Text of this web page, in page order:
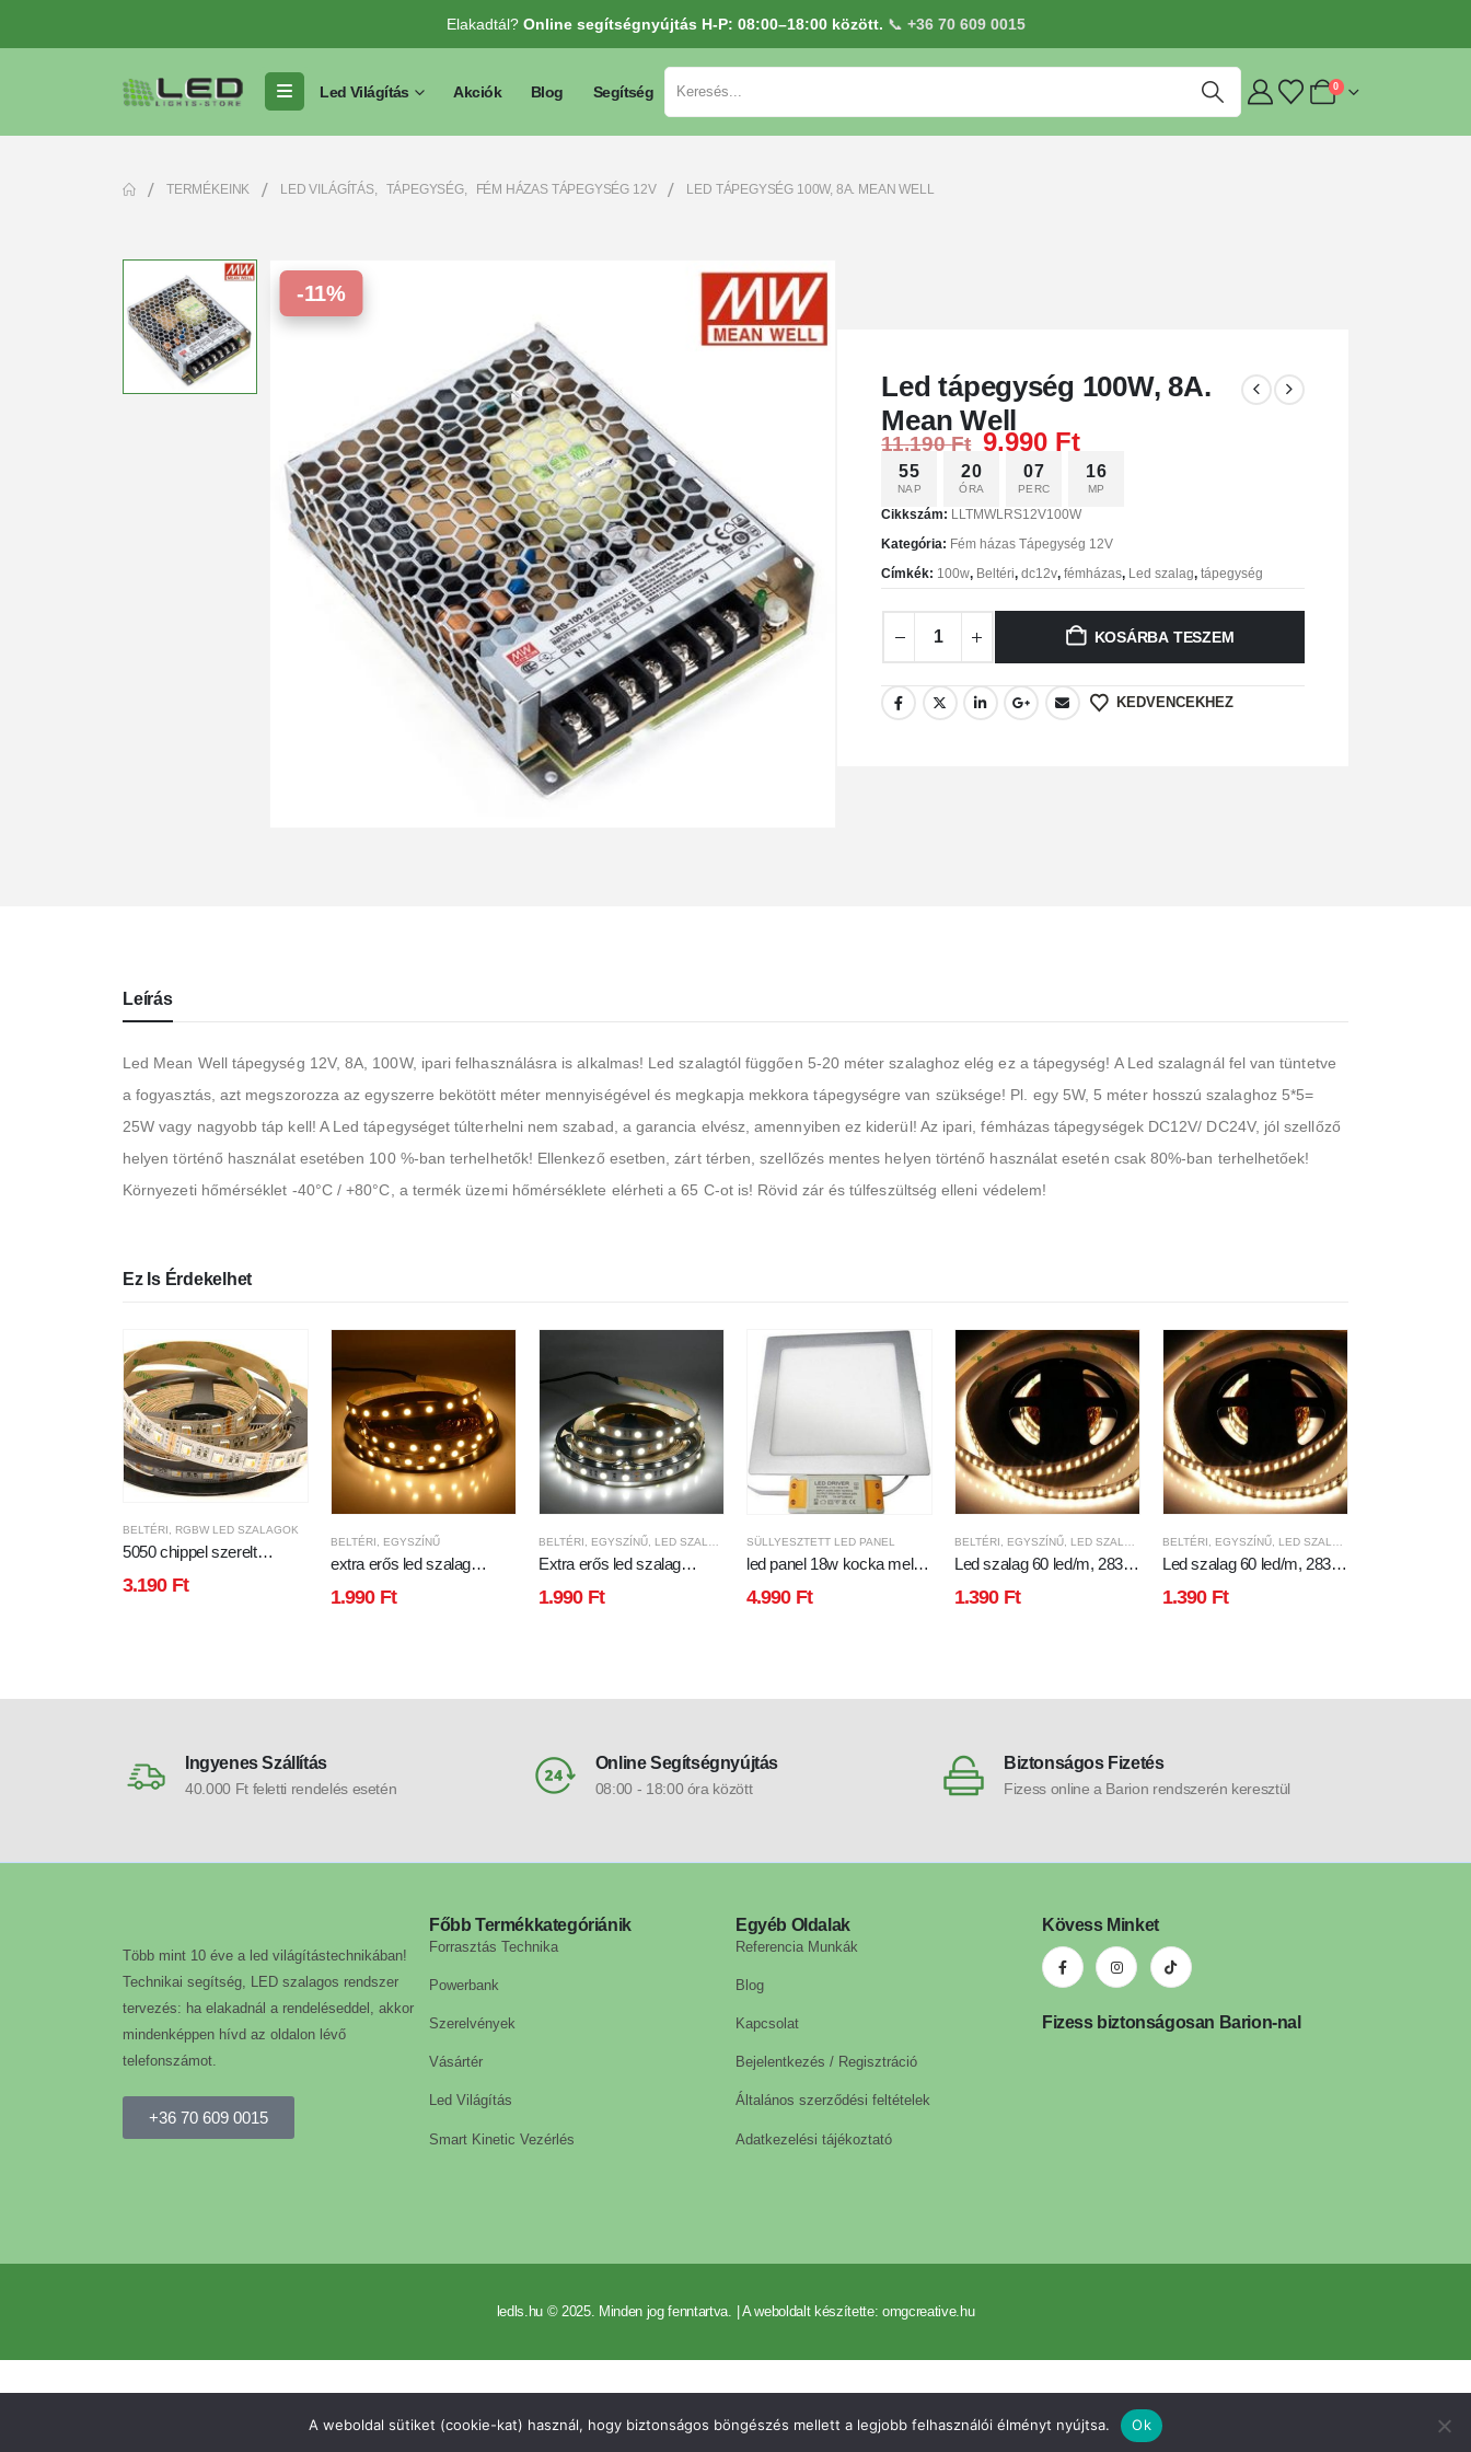
Elakadtál? Online segítségnyújtás H-P: 08:00–18:00 között. 📞 +36 70 609 0015
Led Világítás Akciók Blog Segítség 0
TERMÉKEINK LED VILÁGÍTÁS, TÁPEGYSÉG, FÉM HÁZAS TÁPEGYSÉG 12V LED TÁPEGYSÉG 100W, 8A. MEAN WELL
-11%
Led tápegység 100W, 8A.
Mean Well
11.190Ft 9.990 Ft
55
NAP
20
ÓRA
07
PERC
15
MP
Cikkszám: LLTMWLRS12V100W
Kategória: Fém házas Tápegység 12V
Címkék: 100w, Beltéri,dc12v,fémházas, Led szalag,tápegység
KOSÁRBA TESZEM
KEDVENCEKHEZ
Leírás
Led Mean Well tápegység 12V, 8A, 100W, ipari felhasználásra is alkalmas! Led szalagtól függően 5-20 méter szalaghoz elég ez a tápegység! A Led szalagnál fel van tüntetve
a fogyasztás, azt megszorozza az egyszerre bekötött méter mennyiségével és megkapja mekkora tápegységre van szüksége! Pl. egy 5W, 5 méter hosszú szalaghoz 5*5=
25W vagy nagyobb táp kell! A Led tápegységet túlterhelni nem szabad, a garancia elvész, amennyiben ez kiderül! Az ipari, fémházas tápegységek DC12V/ DC24V, jól szellőző
helyen történő használat esetében 100 %-ban terhelhetők! Ellenkező esetben, zárt térben, szellőzés mentes helyen történő használat esetén csak 80%-ban terhelhetőek!
Környezeti hőmérséklet -40°C / +80°C, a termék üzemi hőmérséklete elérheti a 65 C-ot is! Rövid zár és túlfeszültség elleni védelem!
Ez Is Érdekelhet
BELTÉRI RGBW LED SZALAGOK
5050 chippel szerelt
fehér
3.190 Ft
BELTÉRI EGYSZÍNŰ
extra erős led szalag
1020 lumen meleg fehér
1.990 Ft
BELTÉRI EGYSZÍNŰ, LED SZALAG
Extra erős led szalag
1050 lumen hideg fehér
1.990 Ft
SÜLLYESZTETT LED PANEL
led panel 18w kocka meleg
4.990 Ft
BELTÉRI EGYSZÍNŰ, LED SZALAG
Led szalag 60 led/m, 2835
fehér
1.390 Ft
BELTÉRI EGYSZÍNŰ, LED SZALAG
Led szalag 60 led/m, 2835
nap fehér
1.390 Ft
Ingyenes Szállítás
40.000 Ft feletti rendelés esetén
Online Segítségnyújtás
08:00 - 18:00 óra között
Biztonságos Fizetés
Fizess online a Barion rendszerén keresztül
Több mint 10 éve a led világítástechnikában!
Technikai segítség, LED szalagos rendszer
tervezés: ha elakadnál a rendeléseddel, akkor
mindenképpen hívd az oldalon lévő
telefonszámot.
+36 70 609 0015
Főbb Termékkategóriánik
Forrasztás Technika
Powerbank
Szerelvények
Vásártér
Led Világítás
Smart Kinetic Vezérlés
Egyéb Oldalak
Referencia Munkák
Blog
Kapcsolat
Bejelentkezés / Regisztráció
Általános szerződési feltételek
Adatkezelési tájékoztató
Kövess Minket
Fizess biztonságosan Barion-nal
ledls.hu © 2025. Minden jog fenntartva. | A weboldalt készítette: omgcreative.hu
A weboldal sütiket (cookie-kat) használ, hogy biztonságos böngészés mellett a legjobb felhasználói élményt nyújtsa. Ok